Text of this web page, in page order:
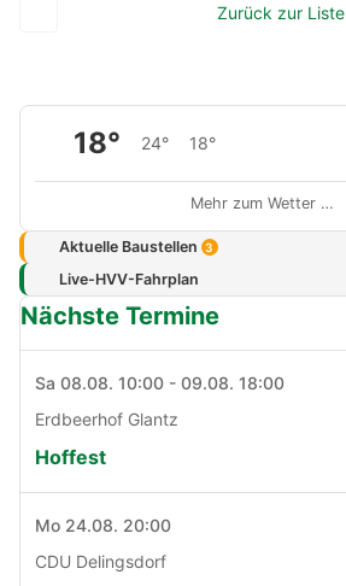
Zurück zur Liste
18° 24° 18°
Mehr zum Wetter …
Aktuelle Baustellen 3
Live-HVV-Fahrplan
Nächste Termine
Sa 08.08. 10:00 - 09.08. 18:00
Erdbeerhof Glantz
Hoffest
Mo 24.08. 20:00
CDU Delingsdorf